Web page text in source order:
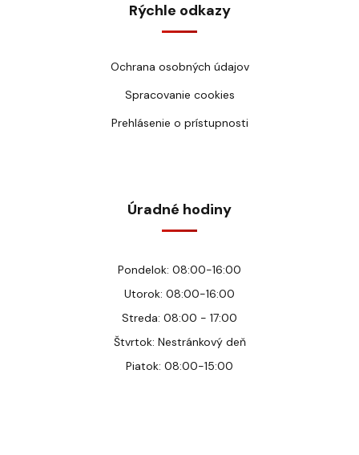
Rýchle odkazy
Ochrana osobných údajov
Spracovanie cookies
Prehlásenie o prístupnosti
Úradné hodiny
Pondelok: 08:00-16:00
Utorok: 08:00-16:00
Streda: 08:00 - 17:00
Štvrtok: Nestránkový deň
Piatok: 08:00-15:00